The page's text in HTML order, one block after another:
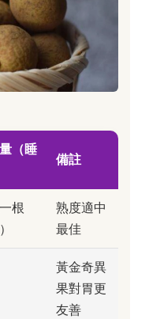
（睡
備註
根
熟度適中
最佳
黃金奇異
果對胃更
友善